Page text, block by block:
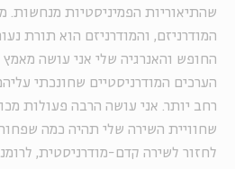
שהתיאוריות הפמיניסטיות מנחשות.
המודרניזם, והמודרניזם הוא תורת
החופש והאנרגיה שלי אני עושה
הערכים המודרניסטיים שחונכתי
רחב יותר. אני עושה הרבה פעולות
שחוויית השירה שלי תהיה כמה
לחזור לשירה קדם-מודרניסטית,